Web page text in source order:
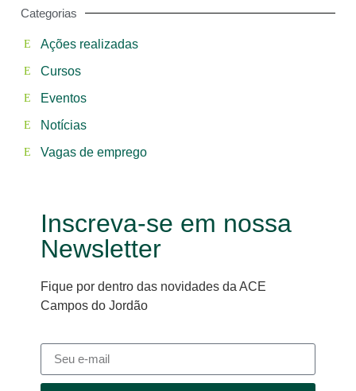
Categorias
Ações realizadas
Cursos
Eventos
Notícias
Vagas de emprego
Inscreva-se em nossa
Newsletter
Fique por dentro das novidades da ACE
Campos do Jordão